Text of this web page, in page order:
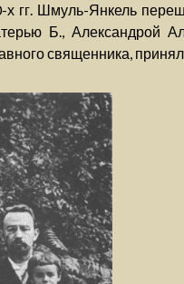
гг. Шмуль-Янкель
Б., Александрой
священника,